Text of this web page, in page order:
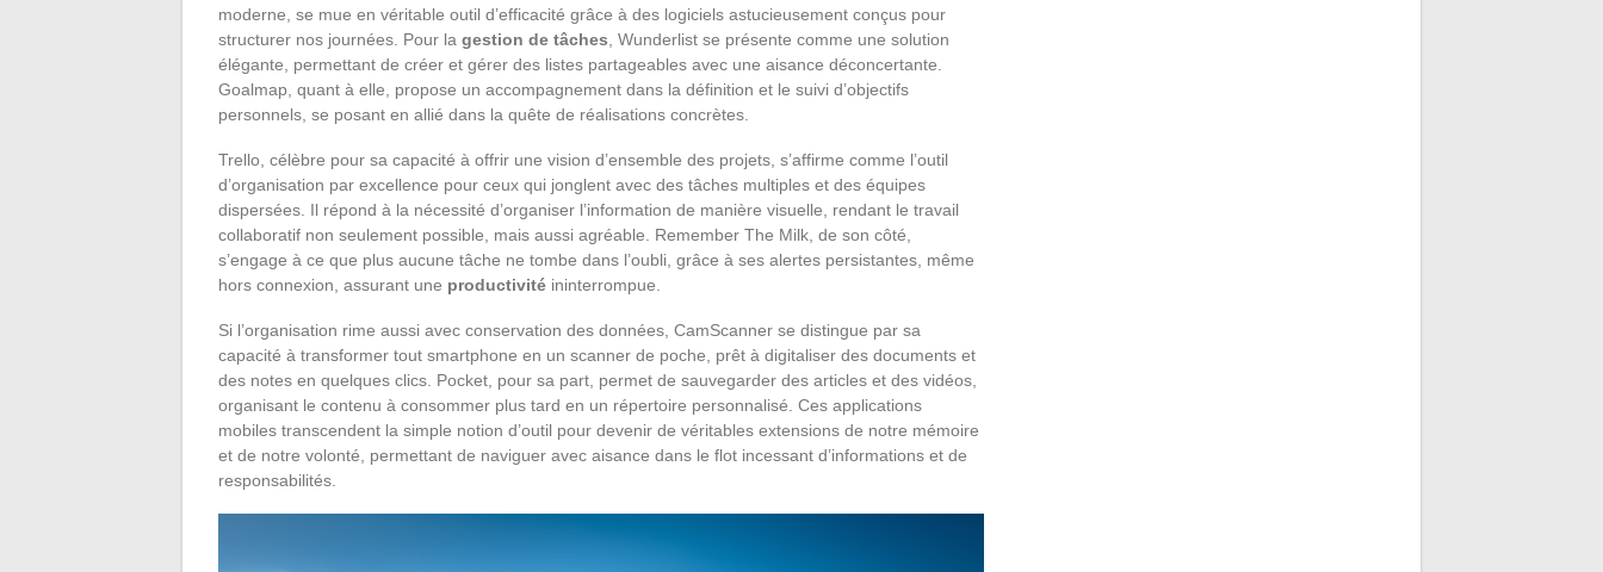
moderne, se mue en véritable outil d’efficacité grâce à des logiciels astucieusement conçus pour
structurer nos journées. Pour la gestion de tâches , Wunderlist se présente comme une solution
élégante, permettant de créer et gérer des listes partageables avec une aisance déconcertante.
Goalmap, quant à elle, propose un accompagnement dans la définition et le suivi d’objectifs
personnels, se posant en allié dans la quête de réalisations concrètes.
Trello, célèbre pour sa capacité à offrir une vision d’ensemble des projets, s’affirme comme l’outil
d’organisation par excellence pour ceux qui jonglent avec des tâches multiples et des équipes
dispersées. Il répond à la nécessité d’organiser l’information de manière visuelle, rendant le travail
collaboratif non seulement possible, mais aussi agréable. Remember The Milk, de son côté,
s’engage à ce que plus aucune tâche ne tombe dans l’oubli, grâce à ses alertes persistantes, même
hors connexion, assurant une productivité ininterrompue.
Si l’organisation rime aussi avec conservation des données, CamScanner se distingue par sa
capacité à transformer tout smartphone en un scanner de poche, prêt à digitaliser des documents et
des notes en quelques clics. Pocket, pour sa part, permet de sauvegarder des articles et des vidéos,
organisant le contenu à consommer plus tard en un répertoire personnalisé. Ces applications
mobiles transcendent la simple notion d’outil pour devenir de véritables extensions de notre mémoire
et de notre volonté, permettant de naviguer avec aisance dans le flot incessant d’informations et de
responsabilités.